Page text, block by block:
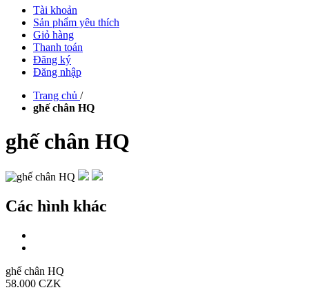
Tài khoản
Sản phẩm yêu thích
Giỏ hàng
Thanh toán
Đăng ký
Đăng nhập
Trang chủ /
ghế chân HQ
ghế chân HQ
Các hình khác
ghế chân HQ
58.000 CZK